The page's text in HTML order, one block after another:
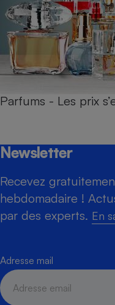
Parfums - Les prix
Newsletter
Recevez
hebdomadaire !
par des experts. En
Adresse mail